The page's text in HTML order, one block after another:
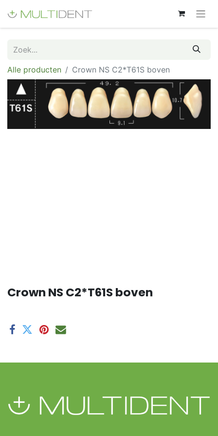
Alle producten Crown NS C2*T61S boven
Crown NS C2*T61S boven